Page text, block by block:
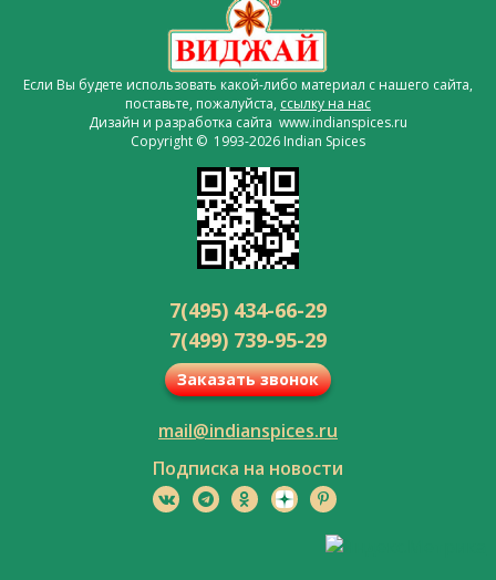
Если Вы будете использовать какой-либо материал с нашего сайта,
поставьте, пожалуйста, ссылку на нас
Дизайн и разработка сайта www.indianspices.ru
Copyright © 1993-2026 Indian Spices
7(495) 434-66-29
7(499) 739-95-29
Заказать звонок
mail@indianspices.ru
Подписка на новости